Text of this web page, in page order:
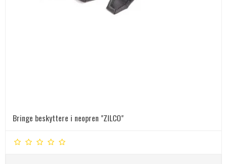
Bringe beskyttere i neopren "ZILCO"